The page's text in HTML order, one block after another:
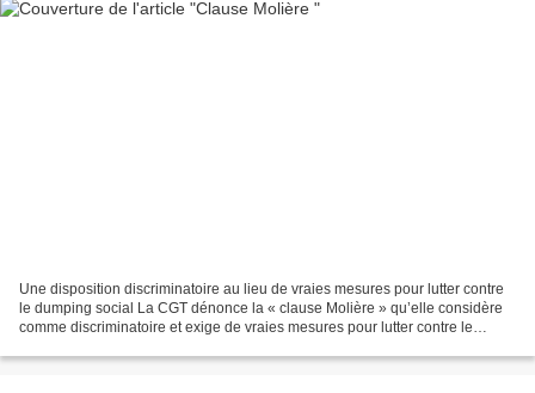
Une disposition discriminatoire au lieu de vraies mesures pour lutter contre
le dumping social La CGT dénonce la « clause Molière » qu’elle considère
comme discriminatoire et exige de vraies mesures pour lutter contre le